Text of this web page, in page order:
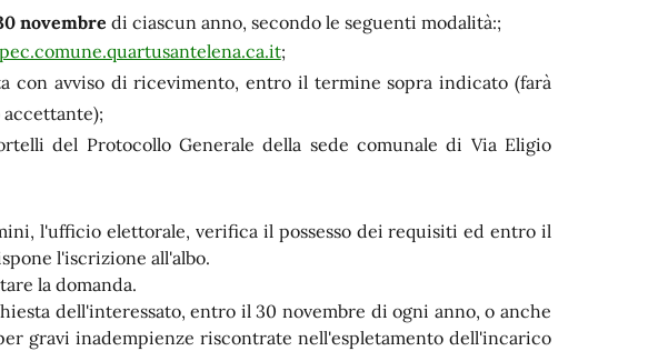
novembre di ciascun anno, secondo le seguenti modalità:;
;
con avviso di ricevimento, entro il termine sopra indicato (farà
del Protocollo Generale della sede comunale di Via Eligio
l'ufficio elettorale, verifica il possesso dei requisiti ed entro il
l'iscrizione all'albo.
la domanda.
dell'interessato, entro il 30 novembre di ogni anno, o anche
gravi inadempienze riscontrate nell'espletamento dell'incarico